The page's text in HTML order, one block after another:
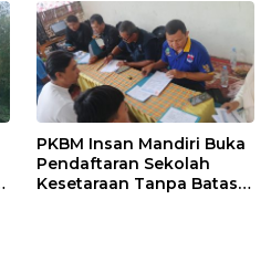
PKBM Insan Mandiri Buka
Pendaftaran Sekolah
Kesetaraan Tanpa Batas